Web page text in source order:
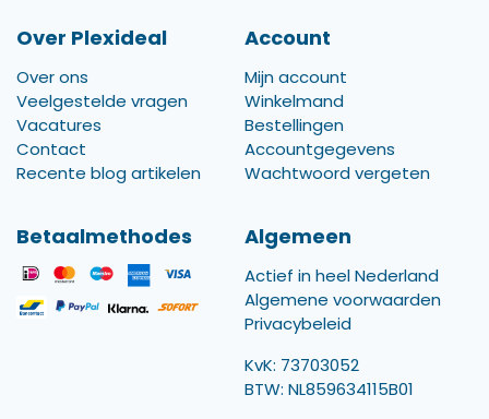
Over Plexideal
Over ons
Veelgestelde vragen
Vacatures
Contact
Recente blog artikelen
Account
Mijn account
Winkelmand
Bestellingen
Accountgegevens
Wachtwoord vergeten
Betaalmethodes Algemeen
Actief in heel Nederland
Algemene voorwaarden
Privacybeleid
KvK: 73703052
BTW: NL859634115B01